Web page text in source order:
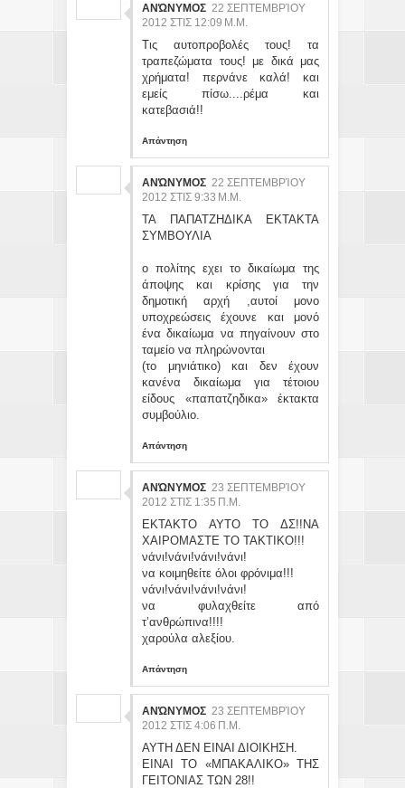
ΑΝΏΝΥΜΟΣ 22 ΣΕΠΤΕΜΒΡΊΟΥ
2012 ΣΤΙΣ 12:09 Μ.Μ.
Τις αυτοπροβολές τους! τα
τραπεζώματα τους! με δικά μας
χρήματα! περνάνε καλά! και
εμείς πίσω....ρέμα και
κατεβασιά!!
Απάντηση
ΑΝΏΝΥΜΟΣ 22 ΣΕΠΤΕΜΒΡΊΟΥ
2012 ΣΤΙΣ 9:33 Μ.Μ.
ΤΑ ΠΑΠΑΤΖΗΔΙΚΑ ΕΚΤΑΚΤΑ
ΣΥΜΒΟΥΛΙΑ
ο πολίτης εχει το δικαίωμα της
άποψης και κρίσης για την
δημοτική αρχή ,αυτοί μονο
υποχρεώσεις έχουνε και μονό
ένα δικαίωμα να πηγαίνουν στο
ταμείο να πληρώνονται
(το μηνιάτικο) και δεν έχουν
κανένα δικαίωμα για τέτοιου
είδους «παπατζηδικα» έκτακτα
συμβούλιο.
Απάντηση
ΑΝΏΝΥΜΟΣ 23 ΣΕΠΤΕΜΒΡΊΟΥ
2012 ΣΤΙΣ 1:35 Π.Μ.
ΕΚΤΑΚΤΟ ΑΥΤΟ ΤΟ ΔΣ!!ΝΑ
ΧΑΙΡΟΜΑΣΤΕ ΤΟ ΤΑΚΤΙΚΟ!!!
νάνι!νάνι!νάνι!νάνι!
να κοιμηθείτε όλοι φρόνιμα!!!
νάνι!νάνι!νάνι!νάνι!
να φυλαχθείτε από
τ’ανθρώπινα!!!!
χαρούλα αλεξίου.
Απάντηση
ΑΝΏΝΥΜΟΣ 23 ΣΕΠΤΕΜΒΡΊΟΥ
2012 ΣΤΙΣ 4:06 Π.Μ.
ΑΥΤΗ ΔΕΝ ΕΙΝΑΙ ΔΙΟΙΚΗΣΗ.
ΕΙΝΑΙ ΤΟ «ΜΠΑΚΑΛΙΚΟ» ΤΗΣ
ΓΕΙΤΟΝΙΑΣ ΤΩΝ 28!!